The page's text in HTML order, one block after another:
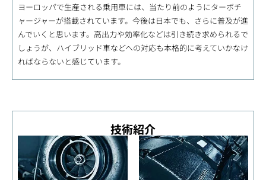
ヨーロッパで生産される乗用車には、当たり前のようにターボチ
ャージャーが搭載されています。今後は日本でも、さらに普及が進
んでいくと思います。高出力や効率化などは引き続き求められるで
しょうが、ハイブリッド車などへの対応も本格的に考えていかなけ
ればならないと感じています。
技術紹介